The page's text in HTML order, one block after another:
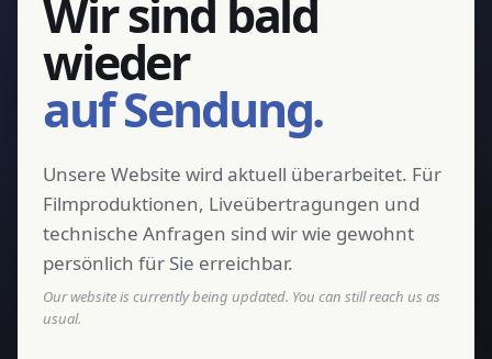
Wir sind bald
wieder
auf Sendung.
Unsere Website wird aktuell überarbeitet. Für
Filmproduktionen, Liveübertragungen und
technische Anfragen sind wir wie gewohnt
persönlich für Sie erreichbar.
Our website is currently being updated. You can still reach us as
usual.